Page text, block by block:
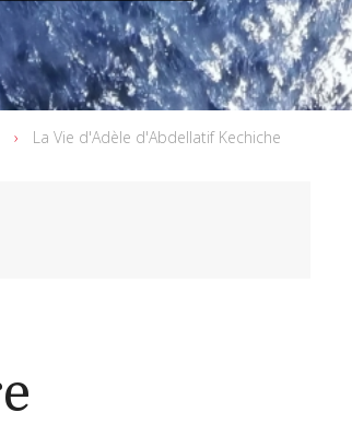
La Vie d'Adèle d'Abdellatif Kechiche